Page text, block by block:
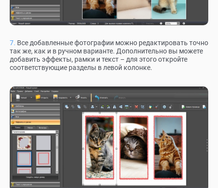
Все добавленные фотографии можно редактировать точно
так же, как и в ручном варианте. Дополнительно вы можете
добавить эффекты, рамки и текст – для этого откройте
соответствующие разделы в левой колонке.